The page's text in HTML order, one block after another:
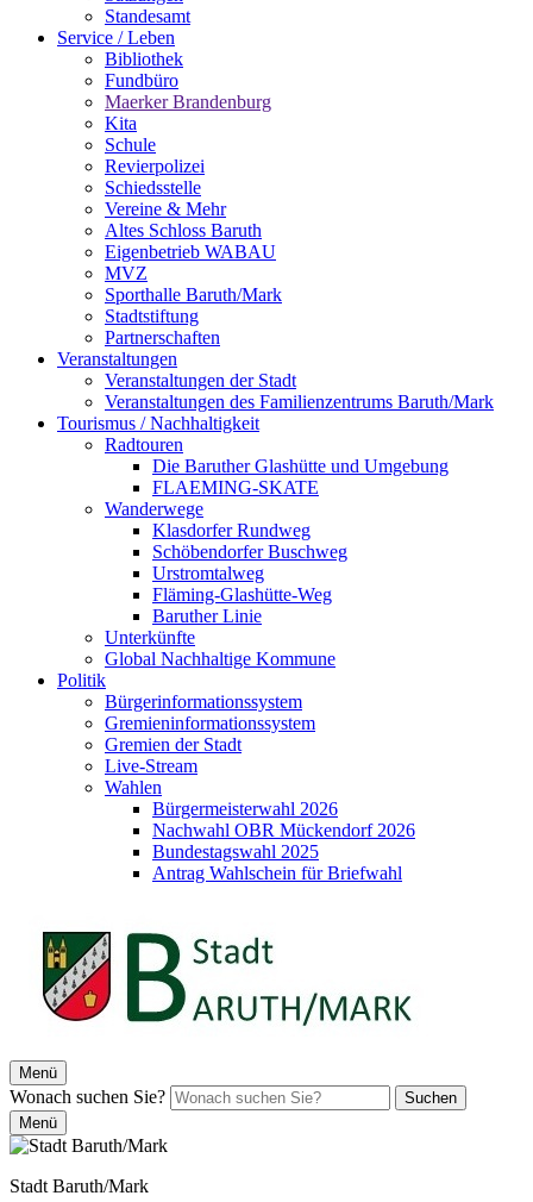
Standesamt
Service / Leben
Bibliothek
Fundbüro
Maerker Brandenburg
Kita
Schule
Revierpolizei
Schiedsstelle
Vereine & Mehr
Altes Schloss Baruth
Eigenbetrieb WABAU
MVZ
Sporthalle Baruth/Mark
Stadtstiftung
Partnerschaften
Veranstaltungen
Veranstaltungen der Stadt
Veranstaltungen des Familienzentrums Baruth/Mark
Tourismus / Nachhaltigkeit
Radtouren
Die Baruther Glashütte und Umgebung
FLAEMING-SKATE
Wanderwege
Klasdorfer Rundweg
Schöbendorfer Buschweg
Urstromtalweg
Fläming-Glashütte-Weg
Baruther Linie
Unterkünfte
Global Nachhaltige Kommune
Politik
Bürgerinformationssystem
Gremieninformationssystem
Gremien der Stadt
Live-Stream
Wahlen
Bürgermeisterwahl 2026
Nachwahl OBR Mückendorf 2026
Bundestagswahl 2025
Antrag Wahlschein für Briefwahl
Menü
Wonach suchen Sie?
Suchen
Menü
Stadt Baruth/Mark